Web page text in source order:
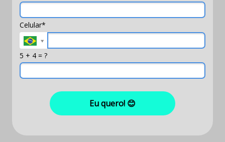
Celular*
5 + 4 = ?
Eu quero! 😊